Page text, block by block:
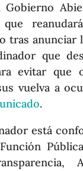
tras anunciar
que
evitar que
vuelva a
.
está